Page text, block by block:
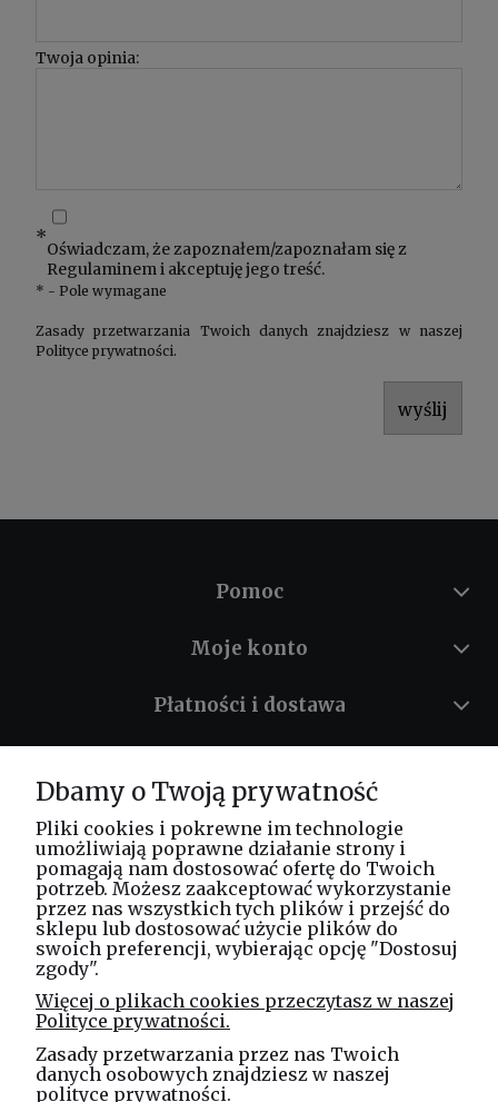
Twoja opinia:
*
Oświadczam, że zapoznałem/zapoznałam się z
Regulaminemi akceptuję jego treść.
* - Pole wymagane
Zasady przetwarzania Twoich danych znajdziesz w naszej
Polityce prywatności.
wyślij
Pomoc
Moje konto
Płatności i dostawa
O nas
Masz pytania? Zadzwoń!
tel. kom. 730 994 188
Spółka Jawna
ul. Technologiczna 44
35-213 Rzeszów
Dbamy o Twoją prywatność
Pliki cookies i pokrewne im technologie
umożliwiają poprawne działanie strony i
pomagają nam dostosować ofertę do Twoich
potrzeb. Możesz zaakceptować wykorzystanie
przez nas wszystkich tych plików i przejść do
sklepu lub dostosować użycie plików do
swoich preferencji, wybierając opcję "Dostosuj
zgody".
Więcej o plikach cookies przeczytasz w naszej
Polityce prywatności.
Zasady przetwarzania przez nas Twoich
danych osobowych znajdziesz w naszej
polityce prywatności.